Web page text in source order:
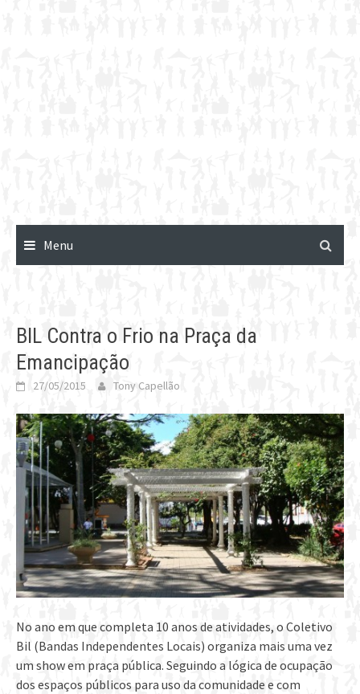
Menu
BIL Contra o Frio na Praça da
Emancipação
27/05/2015 Tony Capellão
No ano em que completa 10 anos de atividades, o Coletivo
Bil (Bandas Independentes Locais) organiza mais uma vez
um show em praça pública. Seguindo a lógica de ocupação
dos espaços públicos para uso da comunidade e com